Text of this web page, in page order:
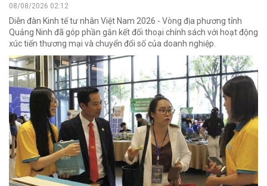
08/08/2026 02:12
Diễn đàn Kinh tế tư nhân Việt Nam 2026 - Vòng địa phương tỉnh
Quảng Ninh đã góp phần gắn kết đối thoại chính sách với hoạt động
xúc tiến thương mại và chuyển đổi số của doanh nghiệp.